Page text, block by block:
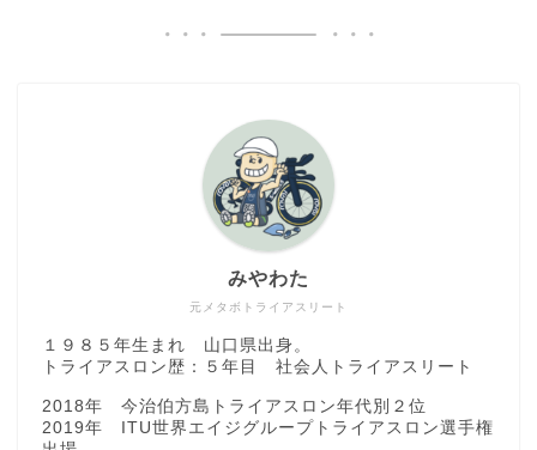
元メタボトライアスリート
みやわた
１９８５年生まれ 山口県出身。
トライアスロン歴：５年目 社会人トライアスリート
2018年 今治伯方島トライアスロン年代別２位
2019年 ITU世界エイジグループトライアスロン選手権